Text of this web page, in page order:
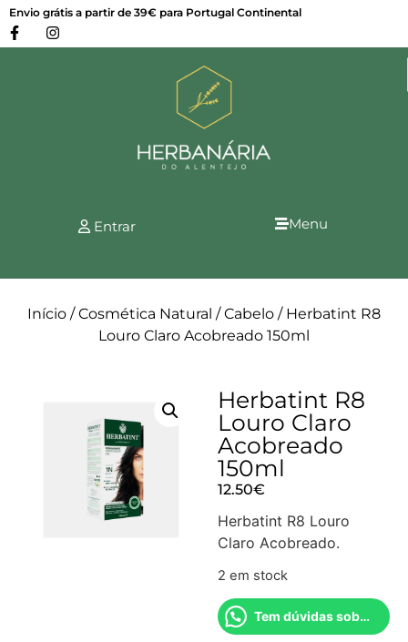
Envio grátis a partir de 39€ para Portugal Continental
Entrar Menu
Início /Cosmética Natural /Cabelo / Herbatint R8
Louro Claro Acobreado 150ml
Herbatint R8
Louro Claro
Acobreado
150ml
12.50€
Herbatint R8 Louro
Claro Acobreado.
2 em stock
Tem dúvidas sobre este produto?